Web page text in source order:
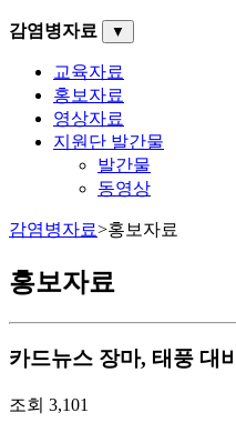
감염병자료 ▼
교육자료
홍보자료
영상자료
지원단 발간물
발간물
동영상
감염병자료>홍보자료
홍보자료
카드뉴스 장마, 태풍 대
조회 3,101